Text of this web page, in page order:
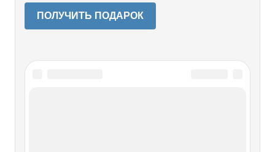
ПОЛУЧИТЬ ПОДАРОК